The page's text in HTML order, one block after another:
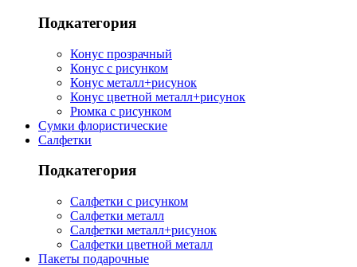
Подкатегория
Конус прозрачный
Конус с рисунком
Конус металл+рисунок
Конус цветной металл+рисунок
Рюмка с рисунком
Сумки флористические
Салфетки
Подкатегория
Салфетки с рисунком
Салфетки металл
Салфетки металл+рисунок
Салфетки цветной металл
Пакеты подарочные